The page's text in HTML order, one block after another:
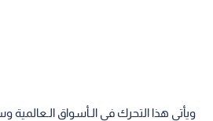
ويأتي هذا التحرك في الـأسواق